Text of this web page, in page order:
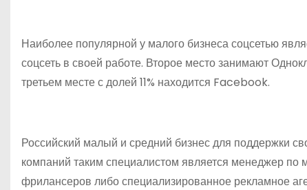
Наиболее популярной у малого бизнеса соцсетью
соцсеть в своей работе. Второе место занимают
третьем месте с долей 11% находится Facebook.
Российский малый и средний бизнес для поддержки
компаний таким специалистом является менеджер
фрилансеров либо специализированное рекламное